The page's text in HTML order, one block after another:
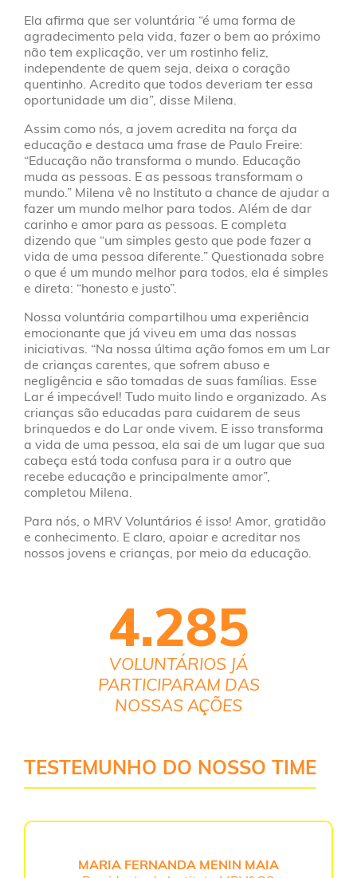
Ela afirma que ser voluntária “é uma forma de
agradecimento pela vida, fazer o bem ao próximo
não tem explicação, ver um rostinho feliz,
independente de quem seja, deixa o coração
quentinho. Acredito que todos deveriam ter essa
oportunidade um dia”, disse Milena.
Assim como nós, a jovem acredita na força da
educação e destaca uma frase de Paulo Freire:
“Educação não transforma o mundo. Educação
muda as pessoas. E as pessoas transformam o
mundo.” Milena vê no Instituto a chance de ajudar a
fazer um mundo melhor para todos. Além de dar
carinho e amor para as pessoas. E completa
dizendo que “um simples gesto que pode fazer a
vida de uma pessoa diferente.” Questionada sobre
o que é um mundo melhor para todos, ela é simples
e direta: “honesto e justo”.
Nossa voluntária compartilhou uma experiência
emocionante que já viveu em uma das nossas
iniciativas. “Na nossa última ação fomos em um Lar
de crianças carentes, que sofrem abuso e
negligência e são tomadas de suas famílias. Esse
Lar é impecável! Tudo muito lindo e organizado. As
crianças são educadas para cuidarem de seus
brinquedos e do Lar onde vivem. E isso transforma
a vida de uma pessoa, ela sai de um lugar que sua
cabeça está toda confusa para ir a outro que
recebe educação e principalmente amor”,
completou Milena.
Para nós, o MRV Voluntários é isso! Amor, gratidão
e conhecimento. E claro, apoiar e acreditar nos
nossos jovens e crianças, por meio da educação.
4.285
VOLUNTÁRIOS JÁ
PARTICIPARAM DAS
NOSSAS AÇÕES
TESTEMUNHO DO NOSSO TIME
MARIA FERNANDA MENIN MAIA